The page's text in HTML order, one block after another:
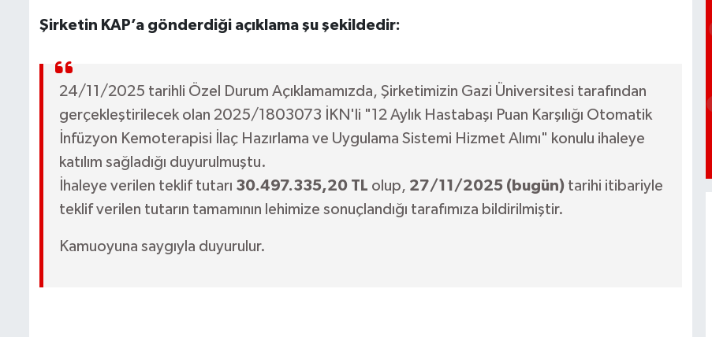
Şirketin KAP’a gönderdiği açıklama şu şekildedir:
24/11/2025 tarihli Özel Durum Açıklamamızda, Şirketimizin Gazi Üniversitesi tarafından
gerçekleştirilecek olan 2025/1803073 İKN'li "12 Aylık Hastabaşı Puan Karşılığı Otomatik
İnfüzyon Kemoterapisi İlaç Hazırlama ve Uygulama Sistemi Hizmet Alımı" konulu ihaleye
katılım sağladığı duyurulmuştu.
İhaleye verilen teklif tutarı 30.497.335,20 TL olup, 27/11/2025 (bugün) tarihi itibariyle
teklif verilen tutarın tamamının lehimize sonuçlandığı tarafımıza bildirilmiştir.
Kamuoyuna saygıyla duyurulur.